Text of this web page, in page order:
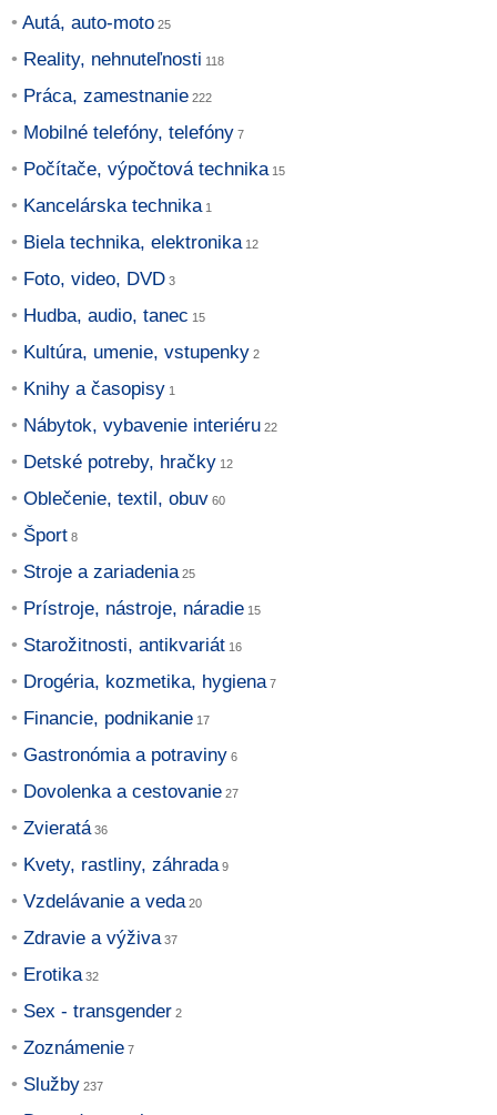
Autá, auto-moto
Reality, nehnuteľnosti
Práca, zamestnanie
Mobilné telefóny, telefóny
Počítače, výpočtová technika
Kancelárska technika
Biela technika, elektronika
Foto, video, DVD
Hudba, audio, tanec
Kultúra, umenie, vstupenky
Knihy a časopisy
Nábytok, vybavenie interiéru
Detské potreby, hračky
Oblečenie, textil, obuv
Šport
Stroje a zariadenia
Prístroje, nástroje, náradie
Starožitnosti, antikvariát
Drogéria, kozmetika, hygiena
Financie, podnikanie
Gastronómia a potraviny
Dovolenka a cestovanie
Zvieratá
Kvety, rastliny, záhrada
Vzdelávanie a veda
Zdravie a výživa
Erotika
Sex - transgender
Zoznámenie
Služby